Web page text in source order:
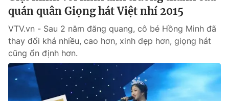
Phim VTV
Hậu trường
Nhân vật
Khán giả
Giải trí
Điện ảnh
Âm nhạc
Đời sống
Du lịch
Làm đẹp
Giáo dục
quán quân Giọng hát Việt nhí 2015
VTV.vn - Sau 2 năm đăng quang, cô bé Hồng Minh đã
thay đổi khá nhiều, cao hơn, xinh đẹp hơn, giọng hát
cũng ổn định hơn.